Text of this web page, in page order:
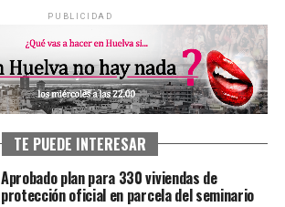
PUBLICIDAD
TE PUEDE INTERESAR
Aprobado plan para 330 viviendas de
protección oficial en parcela del seminario